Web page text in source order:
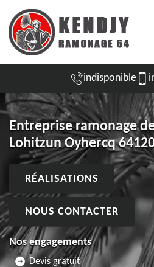
indisponible
Entreprise ramonage
Lohitzun Oyhercq
RÉALISATIONS
NOUS CONTACTER
Nos engagements
Devis gratuit